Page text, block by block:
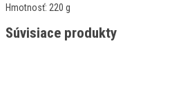
Hmotnosť: 220 g
Súvisiace produkty